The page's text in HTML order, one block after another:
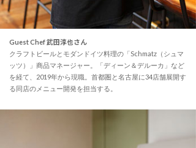
Guest Chef 武田淳也さん
クラフトビールとモダンドイツ料理の「Schmatz（シュマ
ッツ）」商品マネージャー。「ディーン＆デルーカ」など
を経て、2019年から現職。首都圏と名古屋に34店舗展開す
る同店のメニュー開発を担当する。